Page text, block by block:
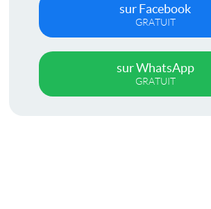
sur Facebook
GRATUIT
sur WhatsApp
GRATUIT